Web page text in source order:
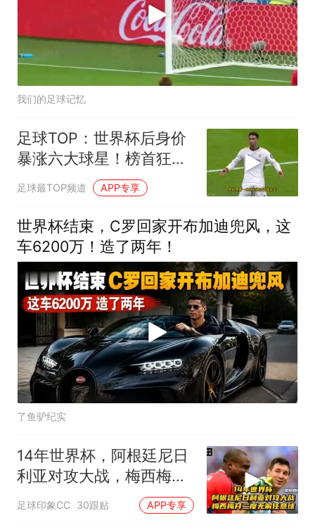
我们的足球记忆
足球TOP：世界杯后身价
暴涨六大球星！榜首狂涨
3500万！
足球最TOP频道 APP专享
世界杯结束，C罗回家开布加迪兜风，这
车6200万！造了两年！
了鱼驴纪实
14年世界杯，阿根廷尼日
利亚对攻大战，梅西梅开
二度无解任意球
足球印象CC 30跟贴 APP专享